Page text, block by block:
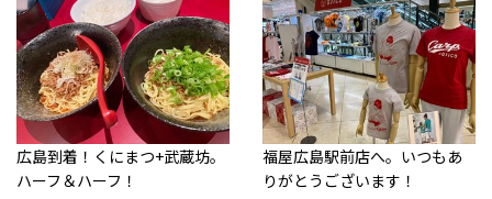
広島到着！くにまつ+武蔵坊。
ハーフ＆ハーフ！
福屋広島駅前店へ。いつもあ
りがとうございます！